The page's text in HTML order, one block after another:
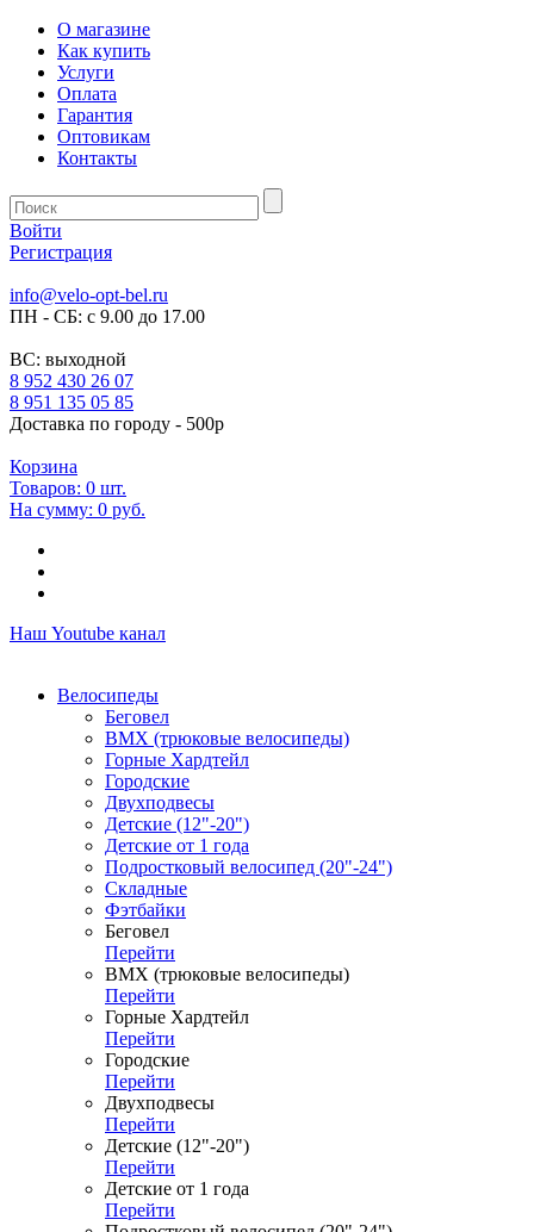
О магазине
Как купить
Услуги
Оплата
Гарантия
Оптовикам
Контакты
Войти
Регистрация
info@velo-opt-bel.ru
ПН - СБ: с 9.00 до 17.00
ВС: выходной
8 952 430 26 07
8 951 135 05 85
Доставка по городу - 500р
Корзина
Товаров: 0 шт.
На сумму: 0 руб.
Наш Youtube канал
Велосипеды
Беговел
ВМХ (трюковые велосипеды)
Горные Хардтейл
Городские
Двухподвесы
Детские (12"-20")
Детские от 1 года
Подростковый велосипед (20"-24")
Складные
Фэтбайки
Беговел
Перейти
ВМХ (трюковые велосипеды)
Перейти
Горные Хардтейл
Перейти
Городские
Перейти
Двухподвесы
Перейти
Детские (12"-20")
Перейти
Детские от 1 года
Перейти